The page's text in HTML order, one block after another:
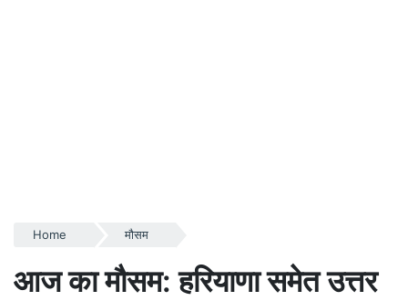
Home मौसम
आज का मौसम: हरियाणा समेत उत्तर